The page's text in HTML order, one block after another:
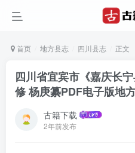
首页 地方县志 四川县志 正文
四川省宜宾市《嘉庆长
修 杨庚纂PDF电子版地
古籍下载
2年前发布